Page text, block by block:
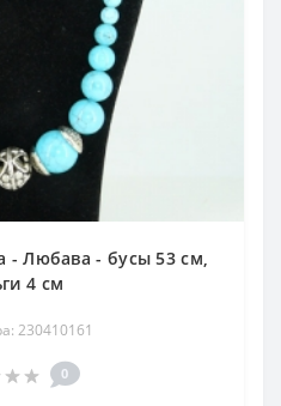
- Любава - бусы 53 см,
4 см
230410161
0